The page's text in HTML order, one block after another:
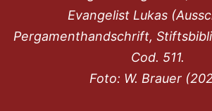
Evangelist Lukas
Pergamenthandschrift,
Cod. 511.
Foto: W. Brauer